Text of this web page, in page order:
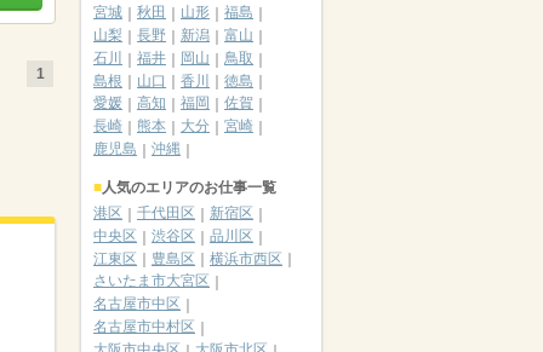
1
宮城
秋田 山形
福島
山梨
長野 新潟
富山
石川
福井 岡山
鳥取
島根
山口 香川
徳島
愛媛
高知 福岡
佐賀
長崎
熊本 大分
宮崎
鹿児島
沖縄
人気のエリアのお仕事一覧
港区
千代田区
新宿区
中央区
渋谷区
品川区
江東区
豊島区
横浜市西区
さいたま市大宮区
名古屋市中区
名古屋市中村区